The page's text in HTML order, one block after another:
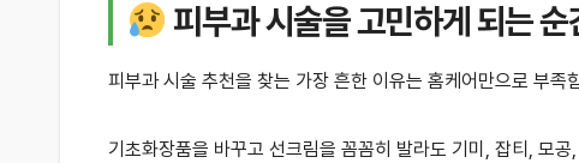
피부과 시술을 고민하게 되는 순
피부과 시술 추천을 찾는 가장 흔한 이유는 홈케어만으로 부족
기초화장품을 바꾸고 선크림을 꼼꼼히 발라도 기미, 잡티, 모